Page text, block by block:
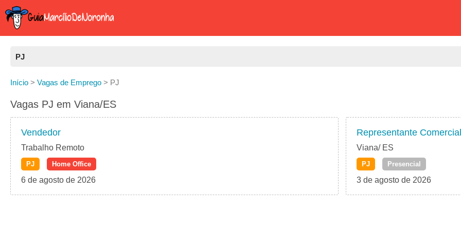
PJ
Todas as Vagas
CLT
Freelancer
PJ
Início > Vagas de Emprego > PJ
Vagas PJ em Viana/ES
Vendedor
Trabalho Remoto
PJ Home Office
6 de agosto de 2026
Representante Comercial
Viana/ ES
PJ Presencial
3 de agosto de 2026